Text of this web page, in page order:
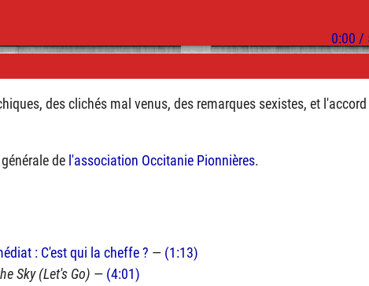
des clichés mal venus, des remarques sexistes, et l'accord
de l'association Occitanie Pionnières.
: C'est qui la cheffe ? — (1:13)
Sky (Let's Go) — (4:01)